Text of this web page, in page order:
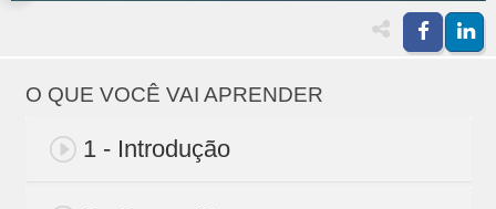
O QUE VOCÊ VAI APRENDER
1 - Introdução